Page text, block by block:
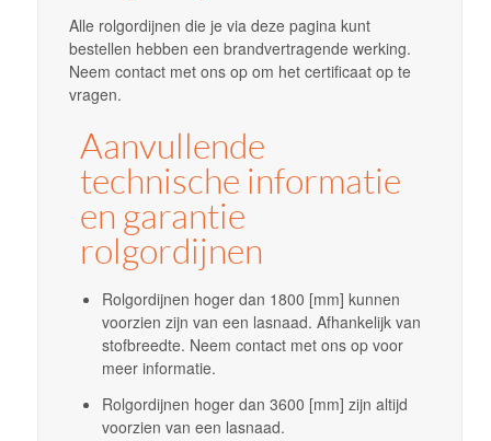
Alle rolgordijnen die je via deze pagina kunt
bestellen hebben een brandvertragende werking.
Neem contact met ons op om het certificaat op te
vragen.
Aanvullende
technische informatie
en garantie
rolgordijnen
Rolgordijnen hoger dan 1800 [mm] kunnen
voorzien zijn van een lasnaad. Afhankelijk van
stofbreedte. Neem contact met ons op voor
meer informatie.
Rolgordijnen hoger dan 3600 [mm] zijn altijd
voorzien van een lasnaad.